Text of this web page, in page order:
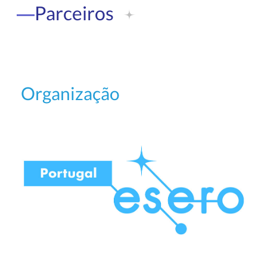
Parceiros
Organização